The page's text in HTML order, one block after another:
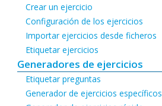
Crear un ejercicio
Configuración de los ejercicios
Importar ejercicios desde ficheros
Etiquetar ejercicios
Generadores de ejercicios
Etiquetar preguntas
Generador de ejercicios específicos